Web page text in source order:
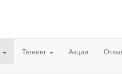
Тюнинг Акции